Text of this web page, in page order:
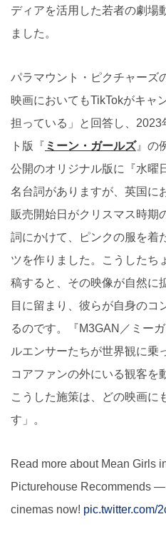
ディアを活用した若者の劇場
ました。
パラマウント・ピクチャーズ
映画においてもTikTokがキャ
担っている」と回答し、
ト版『 ミーン・ガールズ』の
公開のオリジナル版に『水曜
名台詞がありますが、英国に
販売開始日がクリスマス時期
詞にかけて、ピンクの服を着
ツを作りました。こうしたち
稿すると、その映像が自然に
目に留まり、彼らが自身のコ
るのです。『M3GAN／ミー
ルエンサーたちが世界観に乗
コアファンの外にいる観客を
こうした施策は、どの映画に
す」。
Read more about Mean Girls
Picturehouse Recommends
cinemas now! pic.twitter.com/